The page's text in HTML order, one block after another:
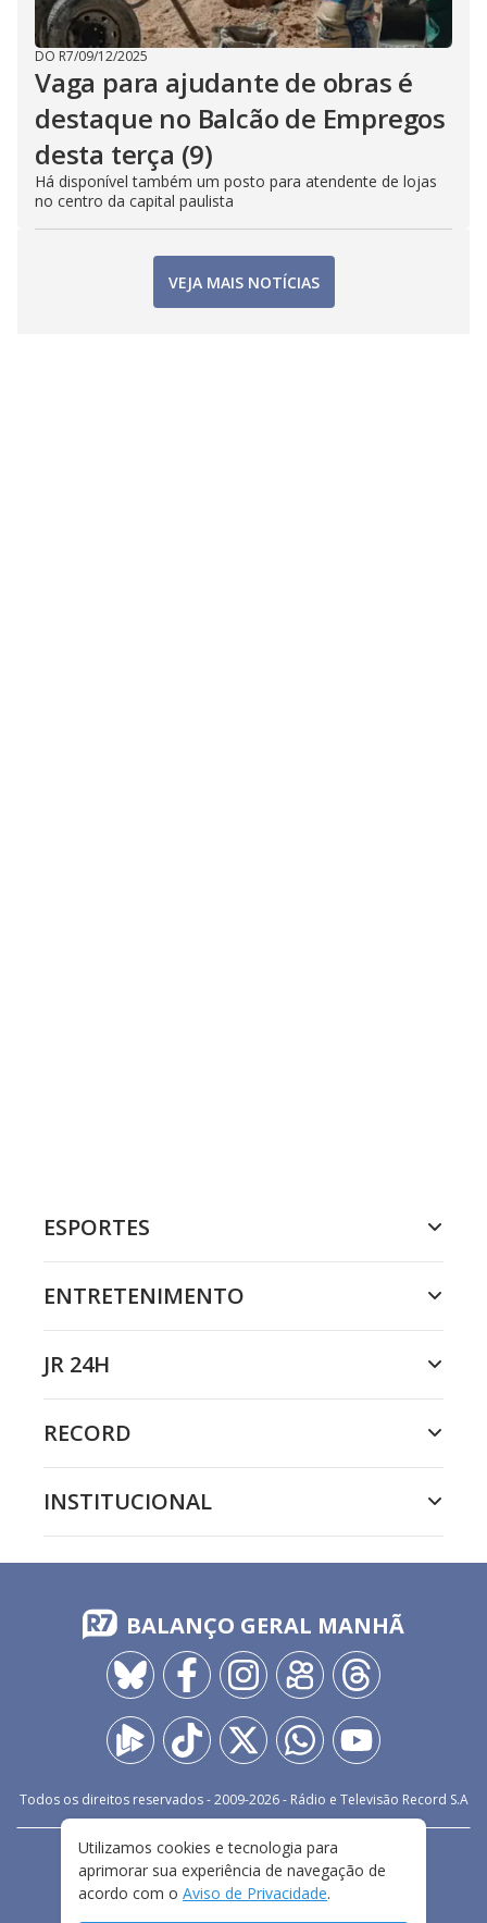
DO R7/09/12/2025
Vaga para ajudante de obras é
destaque no Balcão de Empregos
desta terça (9)
Há disponível também um posto para atendente de lojas
no centro da capital paulista
VEJA MAIS NOTÍCIAS
ESPORTES
ENTRETENIMENTO
JR 24H
RECORD
INSTITUCIONAL
BALANÇO GERAL MANHÃ
Todos os direitos reservados - 2009-2026- Rádio e Televisão Record S.A
FALE CONOSCO
PRIVACIDADE
TERMOS E CONDIÇÕES DE USO
Utilizamos cookies e tecnologia para
aprimorar sua experiência de navegação de
acordo com o Aviso de Privacidade.